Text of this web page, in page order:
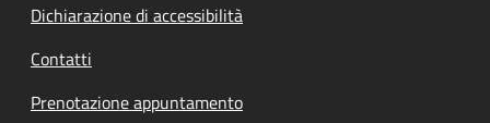
Dichiarazione di accessibilità
Contatti
Prenotazione appuntamento